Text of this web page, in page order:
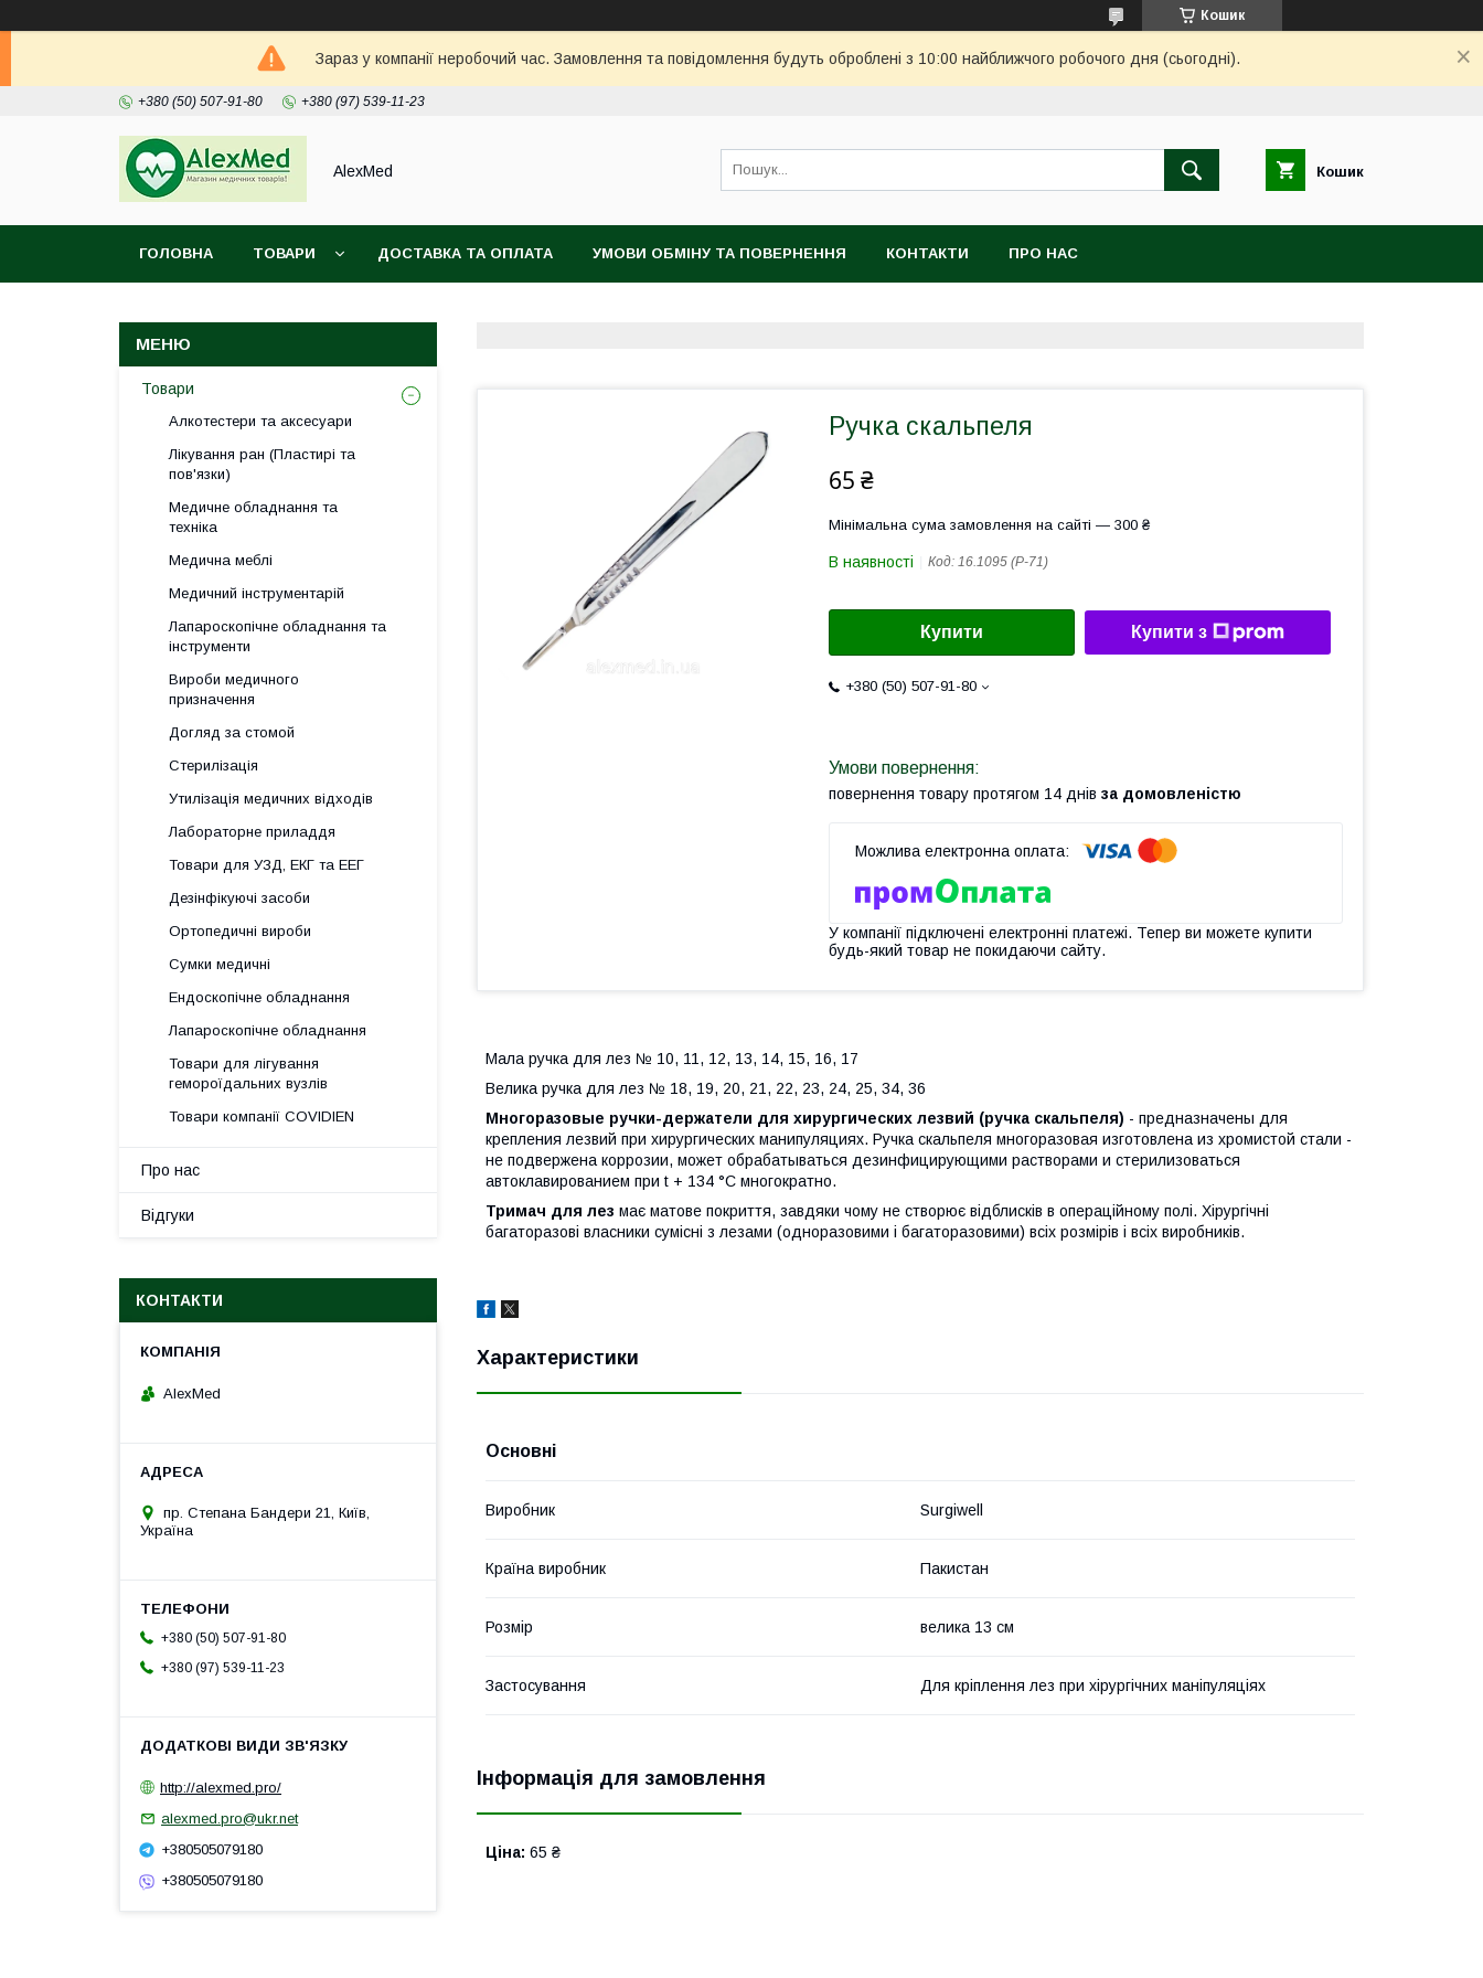
Кошик
Зараз у компанії неробочий час. Замовлення та повідомлення будуть оброблені з 10:00 найближчого робочого дня (сьогодні).
+380 (50) 507-91-80 +380 (97) 539-11-23
AlexMed Кошик
ГОЛОВНА ТОВАРИ ДОСТАВКА ТА ОПЛАТА УМОВИ ОБМІНУ ТА ПОВЕРНЕННЯ КОНТАКТИ ПРО НАС
Ручка скальпеля
65 ₴
Мінімальна сума замовлення на сайті — 300 ₴
В наявності Код: 16.1095 (Р-71)
Купити Купити з
+380 (50) 507-91-80
повернення товару протягом 14 днів за домовленістю
У компанії підключені електронні платежі. Тепер ви можете купити
будь-який товар не покидаючи сайту.
Мала ручка для лез № 10, 11, 12, 13, 14, 15, 16, 17
Велика ручка для лез № 18, 19, 20, 21, 22, 23, 24, 25, 34, 36
Многоразовые ручки-держатели для хирургических лезвий (ручка скальпеля) - предназначены для
крепления лезвий при хирургических манипуляциях. Ручка скальпеля многоразовая изготовлена из хромистой стали -
не подвержена коррозии, может обрабатываться дезинфицирующими растворами и стерилизоваться
автоклавированием при t + 134 °С многократно.
Тримач для лез має матове покриття, завдяки чому не створює відблисків в операційному полі. Хірургічні
багаторазові власники сумісні з лезами (одноразовими і багаторазовими) всіх розмірів і всіх виробників.
Характеристики
Основні
Виробник Surgiwell
Країна виробник Пакистан
Розмір велика 13 см
Застосування Для кріплення лез при хірургічних маніпуляціях
Інформація для замовлення
Ціна: 65 ₴
Товари
Алкотестери та аксесуари
Лікування ран (Пластирі та
пов'язки)
Медичне обладнання та
техніка
Медична меблі
Медичний інструментарій
Лапароскопічне обладнання та
інструменти
Вироби медичного
призначення
Догляд за стомой
Стерилізація
Утилізація медичних відходів
Лабораторне приладдя
Товари для УЗД, ЕКГ та ЕЕГ
Дезінфікуючі засоби
Ортопедичні вироби
Сумки медичні
Ендоскопічне обладнання
Лапароскопічне обладнання
Товари для лігування
гемороїдальних вузлів
Товари компанії COVIDIEN
Про нас
Відгуки
КОНТАКТИ
AlexMed
пр. Степана Бандери 21, Київ,
Україна
+380 (50) 507-91-80
+380 (97) 539-11-23
http://alexmed.pro/
alexmed.pro@ukr.net
+380505079180
+380505079180